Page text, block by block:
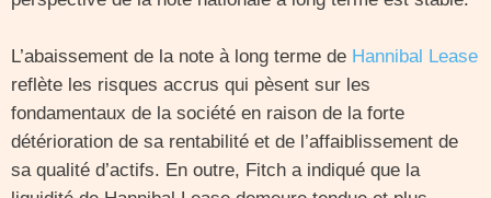
L’abaissement de la note à long terme de Hannibal Lease
reflète les risques accrus qui pèsent sur les
fondamentaux de la société en raison de la forte
détérioration de sa rentabilité et de l’affaiblissement de
sa qualité d’actifs. En outre, Fitch a indiqué que la